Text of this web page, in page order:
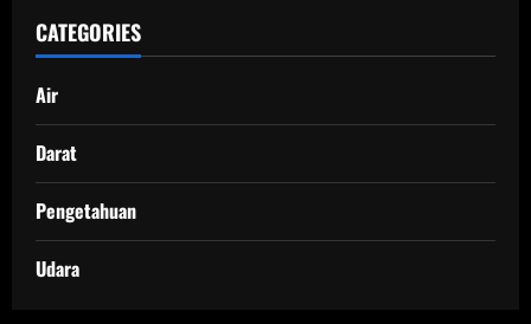
CATEGORIES
Air
Darat
Pengetahuan
Udara